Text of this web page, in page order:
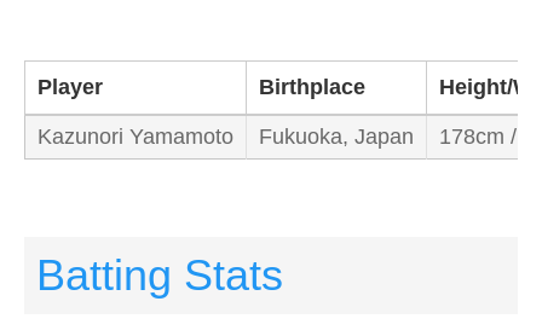
Player Birthplace Height/
Kazunori Yamamoto Fukuoka, Japan 178cm /
Batting Stats